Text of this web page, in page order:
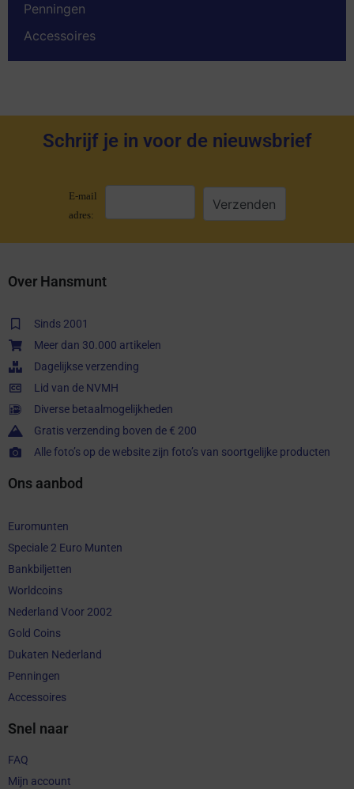
Penningen
Accessoires
Schrijf je in voor de nieuwsbrief
E-mail
adres:
Over Hansmunt
Sinds 2001
Meer dan 30.000 artikelen
Dagelijkse verzending
Lid van de NVMH
Diverse betaalmogelijkheden
Gratis verzending boven de € 200
Alle foto’s op de website zijn foto’s van soortgelijke producten
Ons aanbod
Euromunten
Speciale 2 Euro Munten
Bankbiljetten
Worldcoins
Nederland Voor 2002
Gold Coins
Dukaten Nederland
Penningen
Accessoires
Snel naar
FAQ
Mijn account